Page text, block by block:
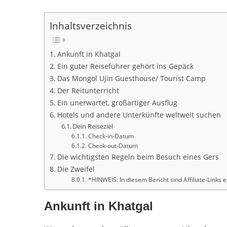
Inhaltsverzeichnis
Ankunft in Khatgal
Ein guter Reiseführer gehört ins Gepäck
Das Mongol Ujin Guesthouse/ Tourist Camp
Der Reitunterricht
Ein unerwartet, großartiger Ausflug
Hotels und andere Unterkünfte weltweit suchen
Dein Reiseziel
Check-in-Datum
Check-out-Datum
Die wichtigsten Regeln beim Besuch eines Gers
Die Zweifel
*HINWEIS: In diesem Bericht sind Affiliate-Links
Ankunft in Khatgal